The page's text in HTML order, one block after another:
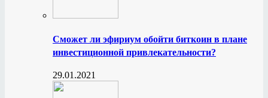
Сможет ли эфириум обойти биткоин в плане
инвестиционной привлекательности?
29.01.2021